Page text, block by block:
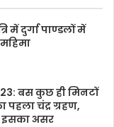
में दुर्गा पाण्डलों में
बस कुछ ही मिनटों
चंद्र ग्रहण,
इसका असर